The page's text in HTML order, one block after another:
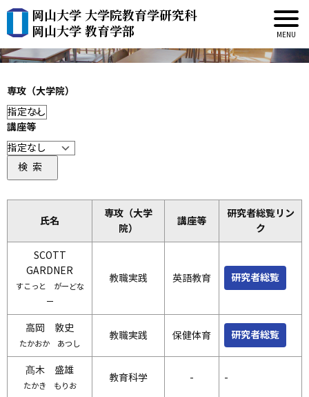
岡山大学 大学院教育学研究科
岡山大学 教育学部教員紹介
専攻（大学院）
講座等
検索
氏名
専攻（大学
院）
講座等
研究者総覧リン
ク
SCOTT
GARDNER
すこっと がーどな
ー
教職実践 英語教育 研究者総覧
高岡 敦史
たかおか あつし
教職実践 保健体育 研究者総覧
髙木 盛雄
たかき もりお
教育科学 - -